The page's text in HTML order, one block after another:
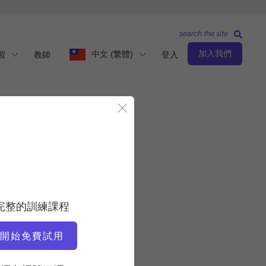
教師 中文 (繁體) 登入 加入我們
search the site
整的訓練課程
開始免費試用
Sandy Shimoda
視訊時間